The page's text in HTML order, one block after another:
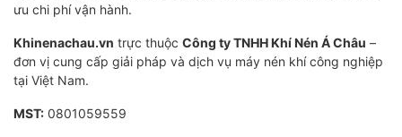
ưu chi phí vận hành.
Khinenachau.vn trực thuộc Công ty TNHH Khí Nén Á Châu –
đơn vị cung cấp giải pháp và dịch vụ máy nén khí công nghiệp
tại Việt Nam.
MST: 0801059559